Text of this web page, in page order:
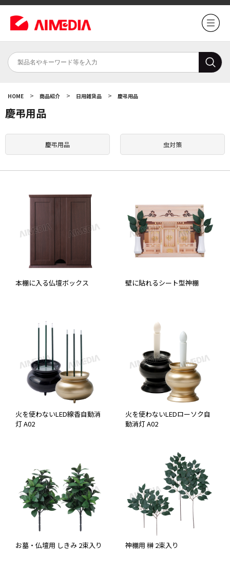
HOME > 商品紹介 > 日用雑貨品 > 慶弔用品
慶弔用品
慶弔用品 虫対策
本棚に入る仏壇ボックス 壁に貼れるシート型神棚
火を使わないLED線香自動消
灯 A02
火を使わないLEDローソク自
動消灯 A02
お墓・仏壇用 しきみ 2束入り 神棚用 榊 2束入り